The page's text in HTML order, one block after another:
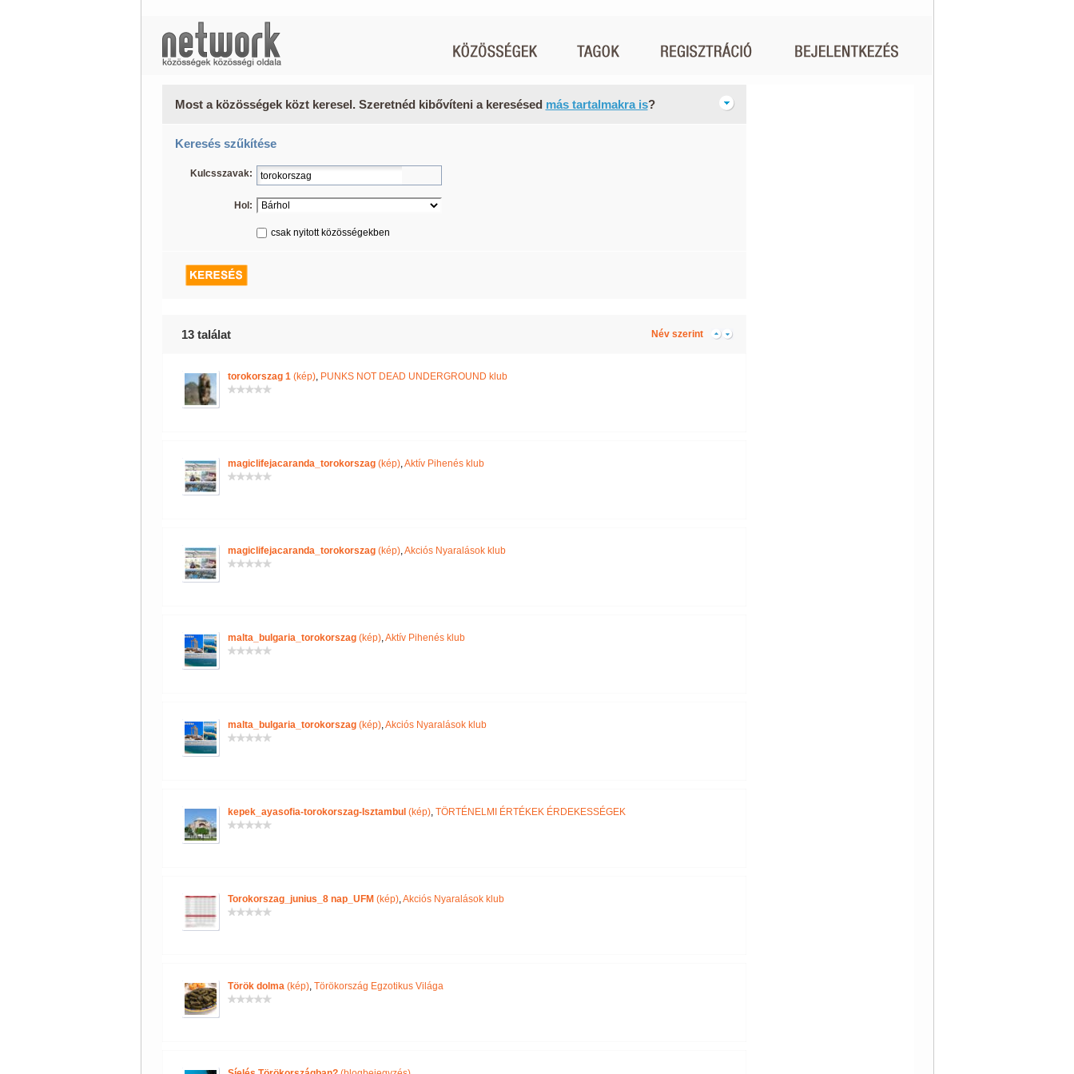
Most a közösségek közt keresel. Szeretnéd kibővíteni a keresésed más tartalmakra is?
Keresés szűkítése
Kulcsszavak:
Hol:
csak nyitott közösségekben
13 találat Név szerint
torokorszag 1(kép), PUNKS NOT DEAD UNDERGROUND klub
magiclifejacaranda_torokorszag(kép),Aktív Pihenés klub
magiclifejacaranda_torokorszag(kép),Akciós Nyaralások klub
malta_bulgaria_torokorszag(kép),Aktív Pihenés klub
malta_bulgaria_torokorszag(kép),Akciós Nyaralások klub
kepek_ayasofia-torokorszag-Isztambul (kép), TÖRTÉNELMI ÉRTÉKEK ÉRDEKESSÉGEK
Torokorszag_junius_8 nap_UFM (kép),Akciós Nyaralások klub
Török dolma(kép), Törökország Egzotikus Világa